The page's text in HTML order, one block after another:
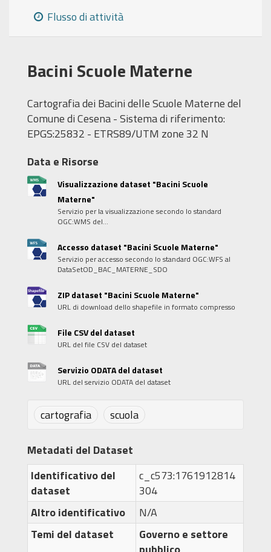
Flusso di attività
Bacini Scuole Materne
Cartografia dei Bacini delle Scuole Materne del
Comune di Cesena - Sistema di riferimento:
EPGS:25832 - ETRS89/UTM zone 32 N
Data e Risorse
Visualizzazione dataset "Bacini Scuole
Materne"
Servizio per la visualizzazione secondo lo standard
OGC:WMS del...
Accesso dataset "Bacini Scuole Materne"
Servizio per accesso secondo lo standard OGC:WFS al
DataSetOD_BAC_MATERNE_SDO
ZIP dataset "Bacini Scuole Materne"
URL di download dello shapefile in formato compresso
File CSV del dataset
URL del file CSV del dataset
Servizio ODATA del dataset
URL del servizio ODATA del dataset
cartografia scuola
Metadati del Dataset
Identificativo del
dataset
c_c573:1761912814
304
Altro identificativo
N/A
Temi del dataset
Governo e settore